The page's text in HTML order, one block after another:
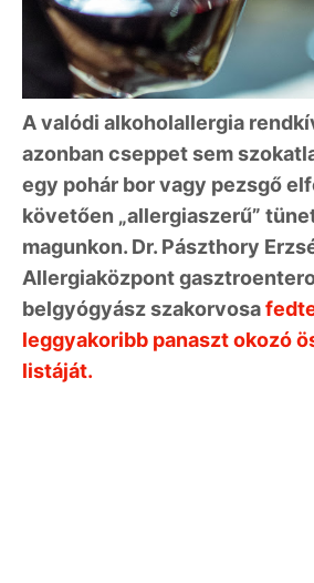
A valódi alkoholallergia
azonban cseppet sem
egy pohár bor vagy pezsgő
követően „allergiaszerű”
magunkon. Dr. Pászthory
Allergiaközpont
belgyógyász szakorvosa
leggyakoribb panaszt okozó
listáját.